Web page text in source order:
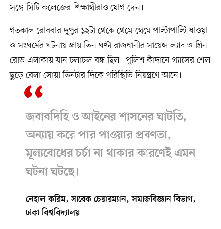
সঙ্গে সিটি কলেজের শিক্ষার্থীরাও যোগ দেন।
গতকাল রোববার দুপুর ১২টা থেকে থেমে থেমে পাল্টাপাল্টি ধাওয়া
ও সংঘর্ষের ঘটনায় প্রায় তিন ঘণ্টা রাজধানীর সায়েন্স ল্যাব ও গ্রিন
রোড এলাকায় যান চলাচল বন্ধ ছিল। পুলিশ কাঁদানে গ্যাসের শেল
ছুড়ে বেলা সোয়া তিনটার দিকে পরিস্থিতি নিয়ন্ত্রণে আনে।
জবাবদিহি ও আইনের শাসনের ঘাটতি,
অন্যায় করে পার পাওয়ার প্রবণতা,
মূল্যবোধের চর্চা না থাকার কারণেই এমন
ঘটনা ঘটছে।
নেহাল করিম, সাবেক চেয়ারম্যান, সমাজবিজ্ঞান বিভাগ,
ঢাকা বিশ্ববিদ্যালয়